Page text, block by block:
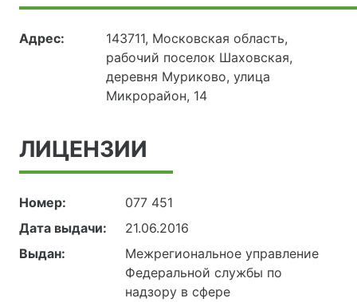
Адрес:
143711, Московская область,
рабочий поселок Шаховская,
деревня Муриково, улица
Микрорайон, 14
ЛИЦЕНЗИИ
Номер:
077 451
Дата выдачи:
21.06.2016
Выдан:
Межрегиональное управление
Федеральной службы по
надзору в сфере